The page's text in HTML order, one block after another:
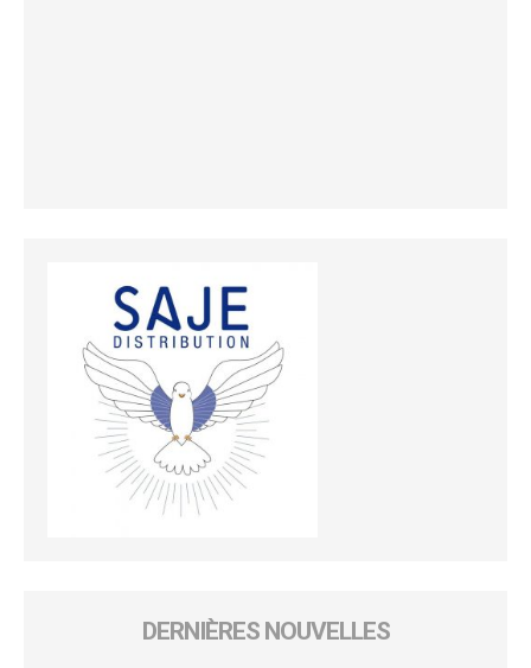
DERNIÈRES NOUVELLES